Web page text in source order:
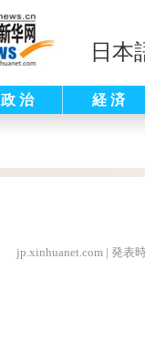
日本
政 治 経 済
jp.xinhuanet.com | 発表